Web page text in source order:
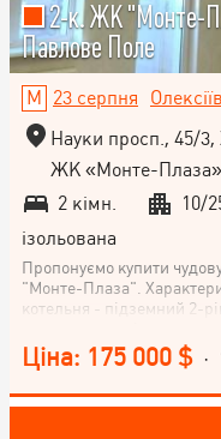
2-к. ЖК "Монте-
Павлове Поле
23 серпня
Науки просп., 45/3,
ЖК «Монте-Плаза»
2 кімн.
10/
ізольована
Пропонуємо купити
"Монте-Плаза".
котельня - підземний 2-
картками) - дитячий
ліфти «OTIS» - світлі,
квартири: - світла та
можна відразу заїжджати
висота стелі 3,1 м -
Ціна: 175 000 $ ·